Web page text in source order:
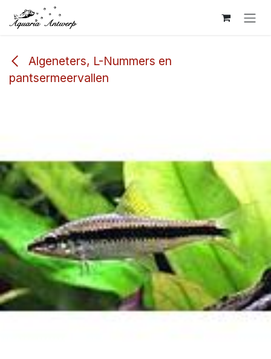
Overslaan naar inhoud
Algeneters, L-Nummers en
pantsermeervallen